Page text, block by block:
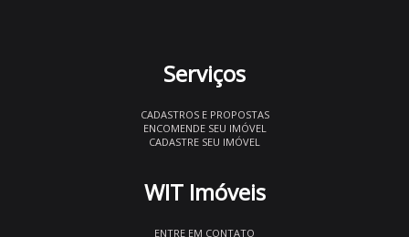
Serviços
CADASTROS E PROPOSTAS
ENCOMENDE SEU IMÓVEL
CADASTRE SEU IMÓVEL
WIT Imóveis
ENTRE EM CONTATO